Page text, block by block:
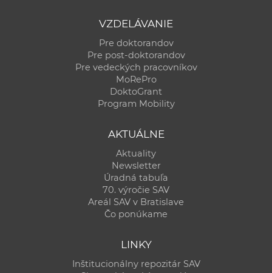
VZDELÁVANIE
Pre doktorandov
Pre post-doktorandov
Pre vedeckých pracovníkov
MoRePro
DoktoGrant
Program Mobility
AKTUÁLNE
Aktuality
Newsletter
Úradná tabuľa
70. výročie SAV
Areál SAV v Bratislave
Čo ponúkame
LINKY
Inštitucionálny repozitár SAV